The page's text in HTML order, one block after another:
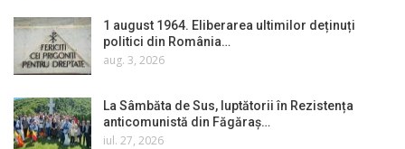
1 august 1964. Eliberarea ultimilor deținuți
politici din România…
aug. 3, 2026
La Sâmbăta de Sus, luptătorii în Rezistența
anticomunistă din Făgăraș…
iul. 27, 2026